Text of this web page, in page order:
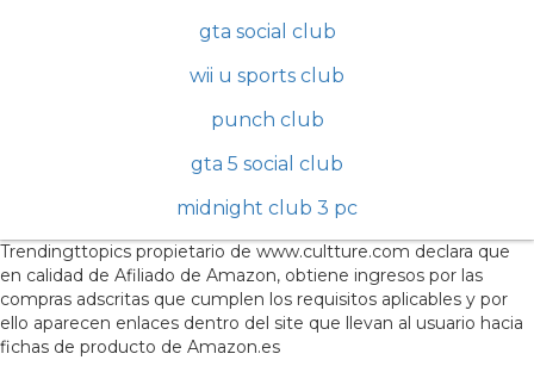
gta social club
wii u sports club
punch club
gta 5 social club
midnight club 3 pc
Trendingttopics propietario de www.cultture.com declara que
en calidad de Afiliado de Amazon, obtiene ingresos por las
compras adscritas que cumplen los requisitos aplicables y por
ello aparecen enlaces dentro del site que llevan al usuario hacia
fichas de producto de Amazon.es